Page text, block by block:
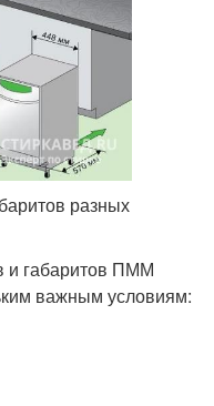
разных
и габаритов ПММ
важным условиям: